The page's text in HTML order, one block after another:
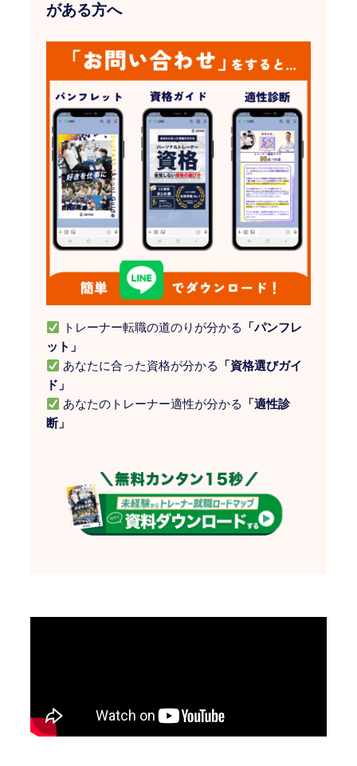
がある方へ
トレーナー転職の道のりが分かる
「パンフレ
ット」
あなたに合った資格が分かる
「資格選びガイ
ド」
あなたのトレーナー適性が分かる
「適性診
断」